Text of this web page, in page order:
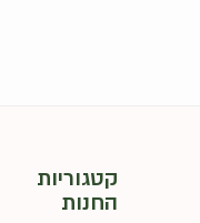
קטגוריות
החנות